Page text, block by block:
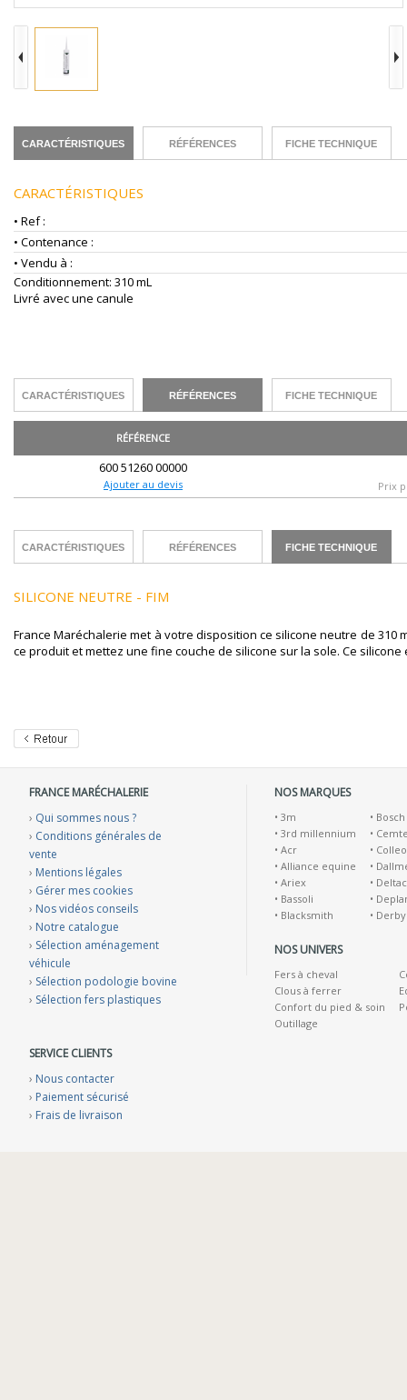
CARACTÉRISTIQUES RÉFÉRENCES FICHE TECHNIQUE
CARACTÉRISTIQUES
• Ref :
• Contenance :
• Vendu à :
Conditionnement: 310 mL
Livré avec une canule
CARACTÉRISTIQUES RÉFÉRENCES FICHE TECHNIQUE
RÉFÉRENCE
600 51260 00000
Ajouter au devis Prix
CARACTÉRISTIQUES RÉFÉRENCES FICHE TECHNIQUE
SILICONE NEUTRE - FIM
France Maréchalerie met à votre disposition ce silicone neutre de 310
ce produit et mettez une fine couche de silicone sur la sole. Ce
FRANCE MARÉCHALERIE
› Qui sommes nous ?
› Conditions générales de
vente
› Mentions légales
› Gérer mes cookies
› Nos vidéos conseils
› Notre catalogue
› Sélection aménagement
véhicule
› Sélection podologie bovine
› Sélection fers plastiques
SERVICE CLIENTS
› Nous contacter
› Paiement sécurisé
› Frais de livraison
NOS MARQUES
• 3m
• 3rd millennium
• Acr
• Alliance equine
• Ariex
• Bassoli
• Blacksmith
• Bosch
•
•
•
•
•
• Derby
NOS UNIVERS
Fers à cheval
Clous à ferrer
Confort du pied & soin
Outillage